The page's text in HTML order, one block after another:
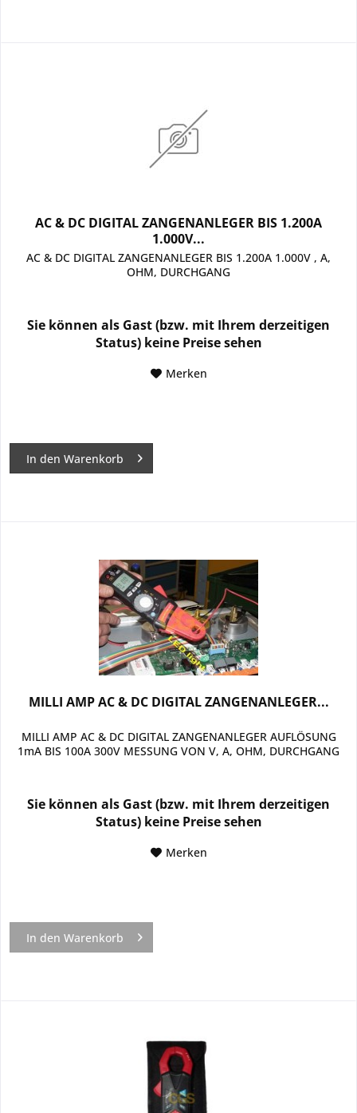
AC & DC DIGITAL ZANGENANLEGER BIS 1.200A
1.000V...
AC & DC DIGITAL ZANGENANLEGER BIS 1.200A 1.000V , A,
OHM, DURCHGANG
Sie können als Gast (bzw. mit Ihrem derzeitigen
Status) keine Preise sehen
Merken
In den Warenkorb
MILLI AMP AC & DC DIGITAL ZANGENANLEGER...
MILLI AMP AC & DC DIGITAL ZANGENANLEGER AUFLÖSUNG
1mA BIS 100A 300V MESSUNG VON V, A, OHM, DURCHGANG
Sie können als Gast (bzw. mit Ihrem derzeitigen
Status) keine Preise sehen
Merken
In den Warenkorb